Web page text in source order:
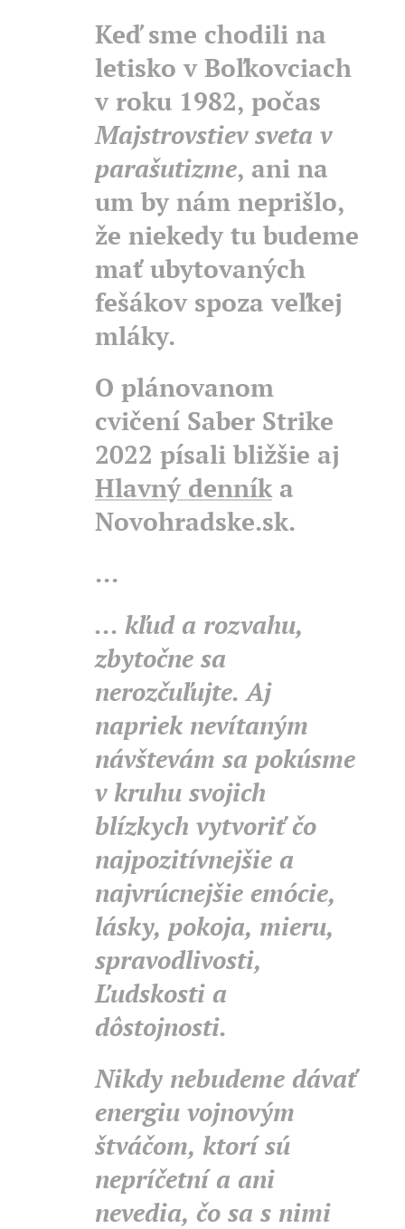
Keď sme chodili na
letisko v Boľkovciach
v roku 1982, počas
Majstrovstiev sveta v
parašutizme, ani na
um by nám neprišlo,
že niekedy tu budeme
mať ubytovaných
fešákov spoza veľkej
mláky.
O plánovanom
cvičení Saber Strike
2022 písali bližšie aj
Hlavný denníka
Novohradske.sk.
...
... kľud a rozvahu,
zbytočne sa
nerozčuľujte. Aj
napriek nevítaným
návštevám sa pokúsme
v kruhu svojich
blízkych vytvoriť čo
najpozitívnejšie a
najvrúcnejšie emócie,
lásky, pokoja, mieru,
spravodlivosti,
Ľudskosti a
dôstojnosti.
Nikdy nebudeme dávať
energiu vojnovým
štváčom, ktorí sú
nepríčetní a ani
nevedia, čo sa s nimi